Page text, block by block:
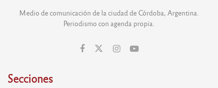
Medio de comunicación de la ciudad de Córdoba, Argentina.
Periodismo con agenda propia.
Secciones